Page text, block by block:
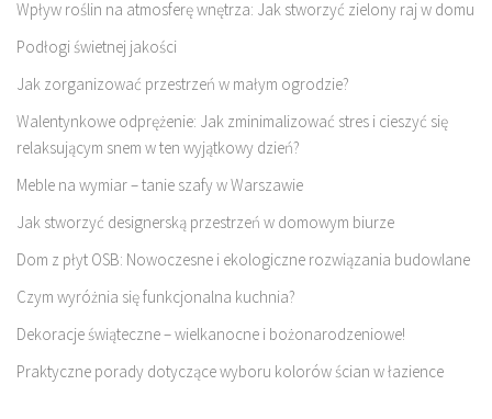
Wpływ roślin na atmosferę wnętrza: Jak stworzyć zielony raj w domu
Podłogi świetnej jakości
Jak zorganizować przestrzeń w małym ogrodzie?
Walentynkowe odprężenie: Jak zminimalizować stres i cieszyć się
relaksującym snem w ten wyjątkowy dzień?
Meble na wymiar – tanie szafy w Warszawie
Jak stworzyć designerską przestrzeń w domowym biurze
Dom z płyt OSB: Nowoczesne i ekologiczne rozwiązania budowlane
Czym wyróżnia się funkcjonalna kuchnia?
Dekoracje świąteczne – wielkanocne i bożonarodzeniowe!
Praktyczne porady dotyczące wyboru kolorów ścian w łazience